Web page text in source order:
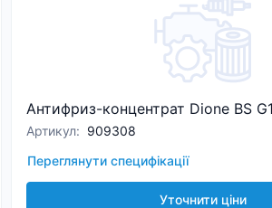
Антифриз-концентрат Dione BS
Артикул: 909308
Переглянути специфікації
Уточнити ціни